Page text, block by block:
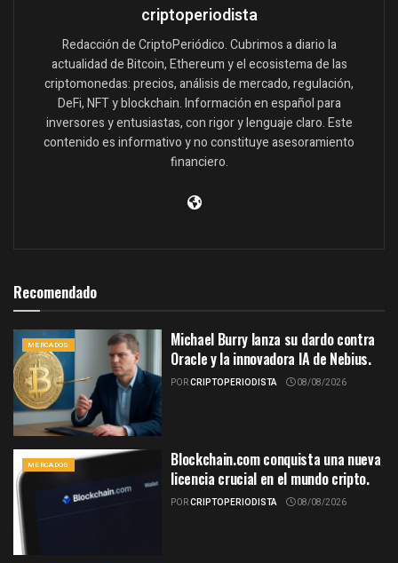
criptoperiodista
Redacción de CriptoPeriódico. Cubrimos a diario la
actualidad de Bitcoin, Ethereum y el ecosistema de las
criptomonedas: precios, análisis de mercado, regulación,
DeFi, NFT y blockchain. Información en español para
inversores y entusiastas, con rigor y lenguaje claro. Este
contenido es informativo y no constituye asesoramiento
financiero.
Recomendado
MERCADOS
Michael Burry lanza su dardo contra
Oracle y la innovadora IA de Nebius.
PORCRIPTOPERIODISTA 08/08/2026
MERCADOS
Blockchain.com conquista una nueva
licencia crucial en el mundo cripto.
PORCRIPTOPERIODISTA 08/08/2026